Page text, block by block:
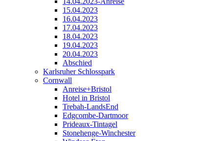
15.04.2023
16.04.2023
17.04.2023
18.04.2023
19.04.2023
20.04.2023
Abschied
Karlsruher Schlosspark
Cornwall
Anreise+Bristol
Hotel in Bristol
Trebah-LandsEnd
Edgcombe-Dartmoor
Prideaux-Tintagel
Stonehenge-Winchester